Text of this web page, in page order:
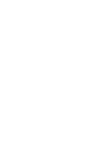
实《国
的重要
证书标
云启科
了